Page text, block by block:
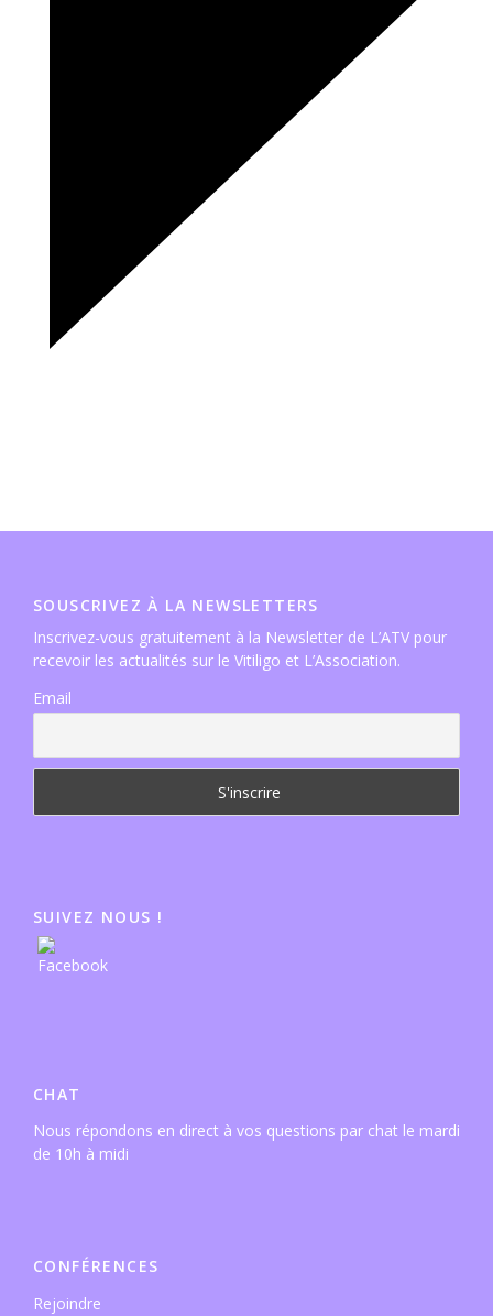
SOUSCRIVEZ À LA NEWSLETTERS
Inscrivez-vous gratuitement à la Newsletter de L’ATV pour
recevoir les actualités sur le Vitiligo et L’Association.
Email
SUIVEZ NOUS !
CHAT
Nous répondons en direct à vos questions par chat le mardi
de 10h à midi
CONFÉRENCES
Rejoindre